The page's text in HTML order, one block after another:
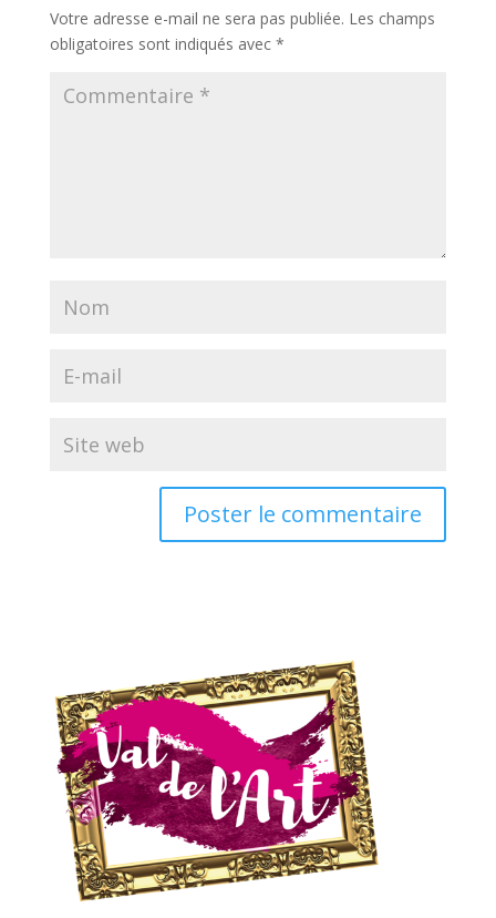
Votre adresse e-mail ne sera pas publiée. Les champs
obligatoires sont indiqués avec *